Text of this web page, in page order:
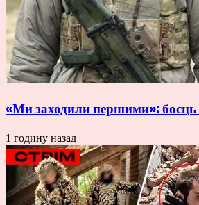
«Ми заходили першими»:
1 годину назад